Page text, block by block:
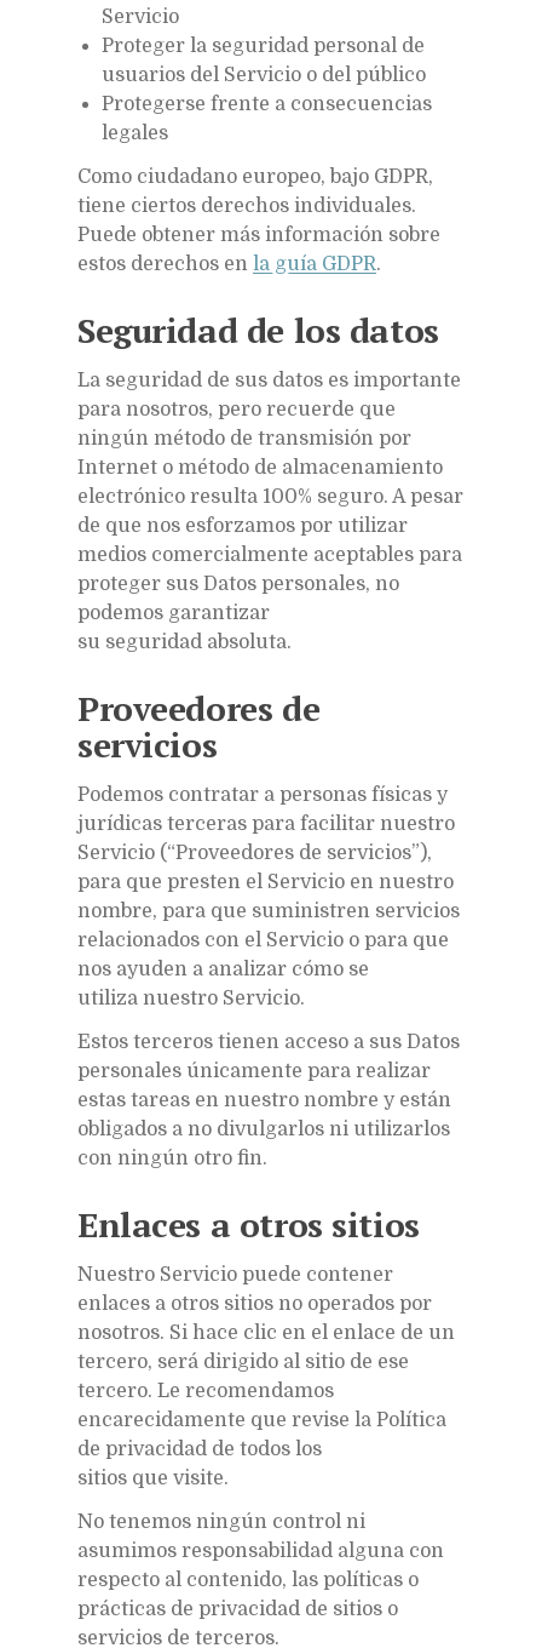
Servicio
Proteger la seguridad personal de
usuarios del Servicio o del público
Protegerse frente a consecuencias
legales
Como ciudadano europeo, bajo GDPR,
tiene ciertos derechos individuales.
Puede obtener más información sobre
estos derechos en
la guía GDPR.
Seguridad de los datos
La seguridad de sus datos es importante
para nosotros, pero recuerde que
ningún método de transmisión por
Internet o método de almacenamiento
electrónico resulta 100% seguro. A pesar
de que nos esforzamos por utilizar
medios comercialmente aceptables para
proteger sus Datos personales, no
podemos garantizar
su seguridad absoluta.
Proveedores de
servicios
Podemos contratar a personas físicas y
jurídicas terceras para facilitar nuestro
Servicio (“Proveedores de servicios”),
para que presten el Servicio en nuestro
nombre, para que suministren servicios
relacionados con el Servicio o para que
nos ayuden a analizar cómo se
utiliza nuestro Servicio.
Estos terceros tienen acceso a sus Datos
personales únicamente para realizar
estas tareas en nuestro nombre y están
obligados a no divulgarlos ni utilizarlos
con ningún otro fin.
Enlaces a otros sitios
Nuestro Servicio puede contener
enlaces a otros sitios no operados por
nosotros. Si hace clic en el enlace de un
tercero, será dirigido al sitio de ese
tercero. Le recomendamos
encarecidamente que revise la Política
de privacidad de todos los
sitios que visite.
No tenemos ningún control ni
asumimos responsabilidad alguna con
respecto al contenido, las políticas o
prácticas de privacidad de sitios o
servicios de terceros.